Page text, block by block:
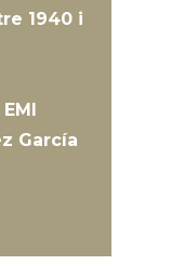
1940 i
García